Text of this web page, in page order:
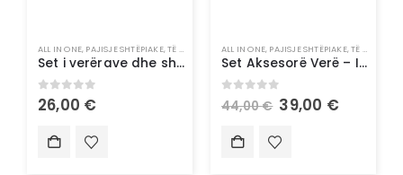
ALL IN ONE, PAJISJE SHTËPIAKE,TË GJITHA UNCATEGORIZED
Set i verërave dhe shah – InnovaGoods
0out of 5
26,00 €
ALL IN ONE, PAJISJE SHTËPIAKE,TË GJITHA
Set Aksesorë Verë – InnovaGoods
0 out of 5
44,00€ 39,00 €